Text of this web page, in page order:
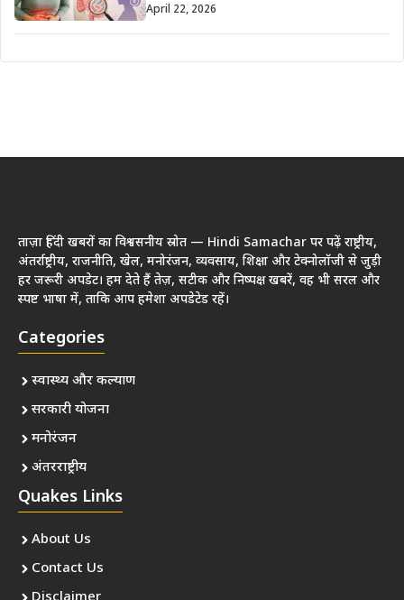
April 22, 2026
ताज़ा हिंदी खबरों का विश्वसनीय स्रोत — Hindi Samachar पर पढ़ें राष्ट्रीय,
अंतर्राष्ट्रीय, राजनीति, खेल, मनोरंजन, व्यवसाय, शिक्षा और टेक्नोलॉजी से जुड़ी
हर जरूरी अपडेट। हम देते हैं तेज़, सटीक और निष्पक्ष खबरें, वह भी सरल और
स्पष्ट भाषा में, ताकि आप हमेशा अपडेटेड रहें।
Categories
स्वास्थ्य और कल्याण
सरकारी योजना
मनोरंजन
अंतरराष्ट्रीय
Quakes Links
About Us
Contact Us